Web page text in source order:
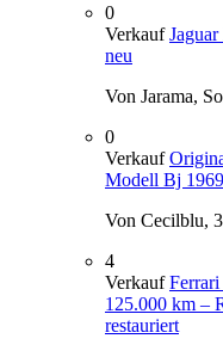
0
Verkauf
neu
Von Jarama,
0
Verkauf
Modell Bj
Von Cecilblu,
4
Verkauf
125.000 km –
restauriert